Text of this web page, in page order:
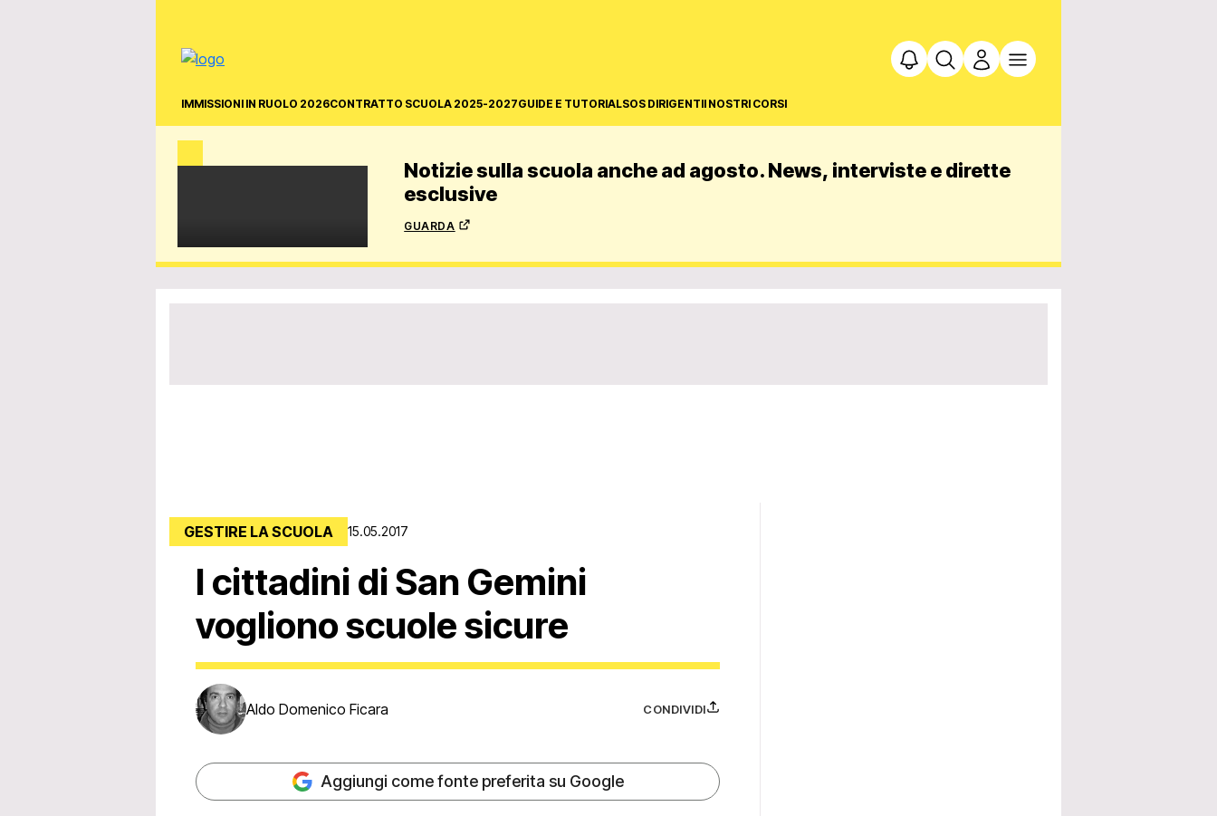
IMMISSIONI IN RUOLO 2026CONTRATTO SCUOLA 2025-2027GUIDE E TUTORIALSOS DIRIGENTII NOSTRI CORSI
Notizie sulla scuola anche ad agosto. News, interviste e dirette
esclusive
guarda
GESTIRE LA SCUOLA 15.05.2017
I cittadini di San Gemini
vogliono scuole sicure
Aldo Domenico Ficara CONDIVIDI
Aggiungi come fonte preferita su Google